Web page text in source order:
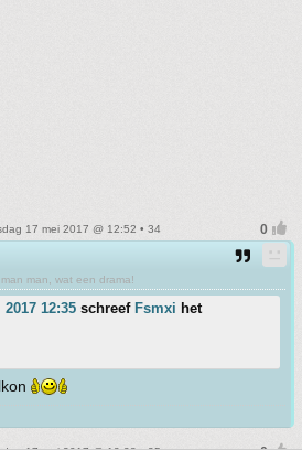
17 mei 2017 @ 12:52 • 34
man man, wat een drama!
12:35 schreef Fsmxi het
17 mei 2017 @ 13:28 • 35